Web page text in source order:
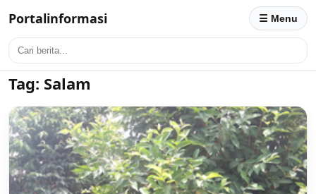
Portalinformasi ☰ Menu
Tag: Salam